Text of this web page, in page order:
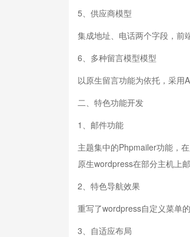
5、供应商模型
集成地址、电话两个字段，前
6、多种留言模型模型
以原生留言功能为依托，采用
二、特色功能开发
1、邮件功能
主题集中的Phpmailer功能，
原生wordpress在部分主机上
2、特色导航效果
重写了wordpress自定义菜单
3、自适应布局